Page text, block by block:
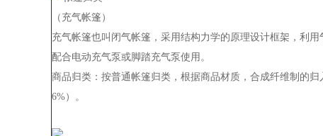
（充气帐篷）
充气帐篷也叫闭气帐篷，采用结构力学的原理设计框架，利
配合电动充气泵或脚踏充气泵使用。
商品归类： 按普通帐篷归类，根据商品材质，合成纤维制的
6%）。